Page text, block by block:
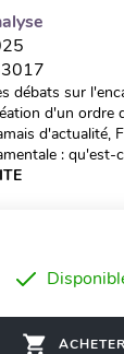
débats sur
d'un ordre
d'actualité,
: qu'est-
ACHETER